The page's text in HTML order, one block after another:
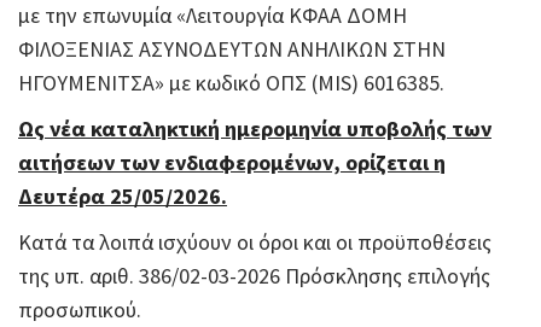
με την επωνυμία «Λειτουργία ΚΦΑΑ ΔΟΜΗ
ΦΙΛΟΞΕΝΙΑΣ ΑΣΥΝΟΔΕΥΤΩΝ ΑΝΗΛΙΚΩΝ ΣΤΗΝ
ΗΓΟΥΜΕΝΙΤΣΑ» με κωδικό ΟΠΣ (MIS) 6016385.
Ως νέα καταληκτική ημερομηνία υποβολής των
αιτήσεων των ενδιαφερομένων, ορίζεται η
Δευτέρα 25/05/2026.
Κατά τα λοιπά ισχύουν οι όροι και οι προϋποθέσεις
της υπ. αριθ. 386/02-03-2026 Πρόσκλησης επιλογής
προσωπικού.